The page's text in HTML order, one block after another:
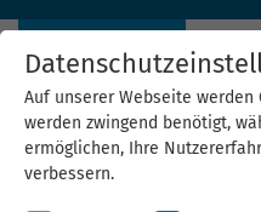
Auf unserer Webseite werden
werden zwingend benötigt,
ermöglichen, Ihre
verbessern.